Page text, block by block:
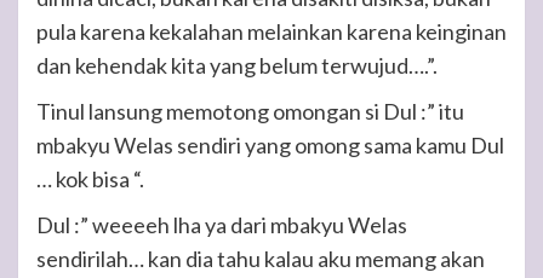
pula karena kekalahan melainkan karena keinginan
dan kehendak kita yang belum terwujud….”.
Tinul lansung memotong omongan si Dul :” itu
mbakyu Welas sendiri yang omong sama kamu Dul
… kok bisa “.
Dul :” weeeeh lha ya dari mbakyu Welas
sendirilah… kan dia tahu kalau aku memang akan